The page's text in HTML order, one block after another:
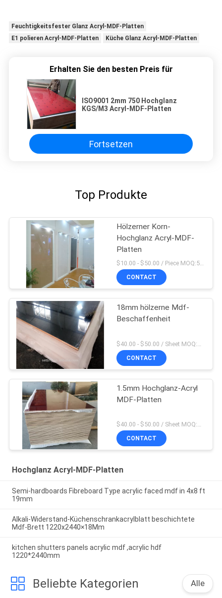
Feuchtigkeitsfester Glanz Acryl-MDF-Platten
E1 polieren Acryl-MDF-Platten
Küche Glanz Acryl-MDF-Platten
Erhalten Sie den besten Preis für
ISO9001 2mm 750 Hochglanz
KGS/M3 Acryl-MDF-Platten
Fortsetzen
Top Produkte
Hölzerner Korn-
Hochglanz Acryl-MDF-
Platten
CONTACT
18mm hölzerne Mdf-
Beschaffenheit
CONTACT
1.5mm Hochglanz-Acryl
MDF-Platten
$40.00 - $50.00 / Sheet MOQ:50 Blatt/Blätter
CONTACT
Hochglanz Acryl-MDF-Platten
Semi-hardboards Fibreboard Type acrylic faced mdf in 4x8 ft
19mm
Alkali-Widerstand-Küchenschrankacrylblatt beschichtete
Mdf-Brett 1220x2440×18Mm
kitchen shutters panels acrylic mdf ,acrylic hdf
1220*2440mm
Beliebte Kategorien Alle